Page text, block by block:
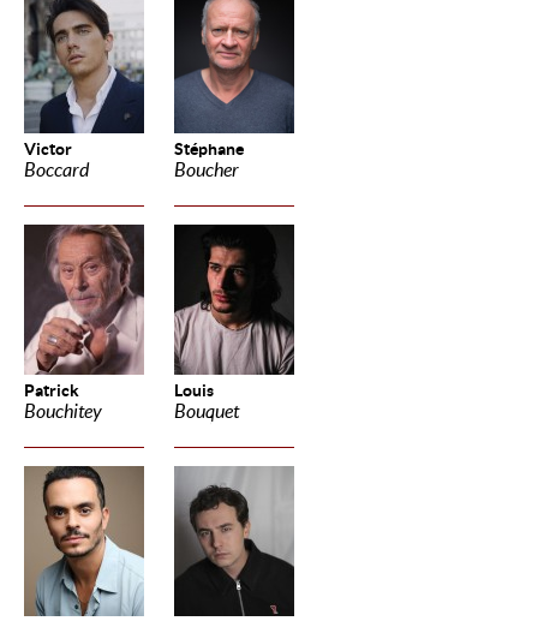
Victor
Boccard
Stéphane
Boucher
Patrick
Bouchitey
Louis
Bouquet